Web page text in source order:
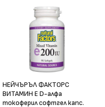
НЕЙЧЪРЪЛ ФАКТОРС
ВИТАМИН E D-алфа
токоферил софтгел капс.